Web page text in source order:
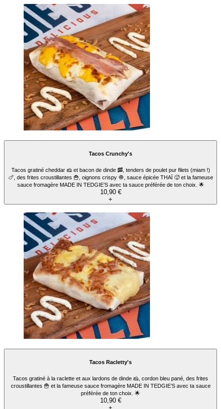
Tacos Crunchy's
Tacos gratiné cheddar 🧀 et bacon de dinde 🥓, tenders de poulet pur filets (miam !)
🍗, des frites croustillantes 🍟, oignons crispy 🧅, sauce épicée THAÏ 🥵 et la fameuse
sauce fromagère MADE IN TEDGIE’S avec ta sauce préférée de ton choix. 🌟
10,90 €
+
Tacos Racletty's
Tacos gratiné à la raclette et aux lardons de dinde 🧀, cordon bleu pané, des frites
croustillantes 🍟 et la fameuse sauce fromagère MADE IN TEDGIE’S avec ta sauce
préférée de ton choix. 🌟
10,90 €